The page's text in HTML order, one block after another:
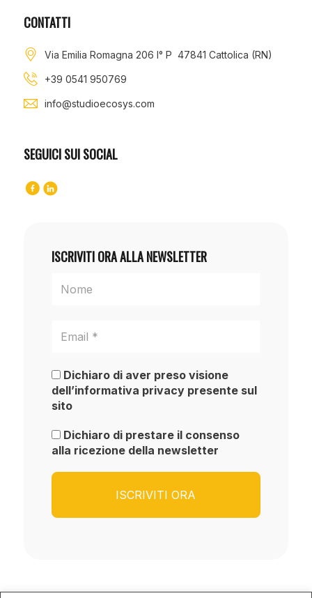
CONTATTI
Via Emilia Romagna 206 I° P 47841 Cattolica (RN)
+39 0541 950769
info@studioecosys.com
SEGUICI SUI SOCIAL
ISCRIVITI ORA ALLA NEWSLETTER
Dichiaro di aver preso visione
dell’informativa privacy presente sul
sito
Dichiaro di prestare il consenso
alla ricezione della newsletter